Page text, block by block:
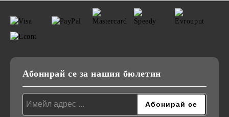
Абонирай се за нашия бюлетин